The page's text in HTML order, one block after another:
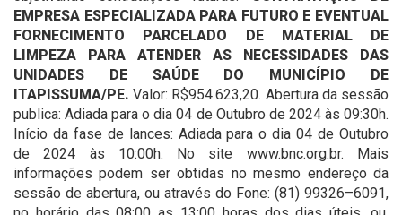
EMPRESA ESPECIALIZADA PARA FUTURO E EVENTUAL
FORNECIMENTO PARCELADO DE MATERIAL DE
LIMPEZA PARA ATENDER AS NECESSIDADES DAS
UNIDADES DE SAÚDE DO MUNICÍPIO DE
ITAPISSUMA/PE. Valor: R$954.623,20. Abertura da sessão
publica: Adiada para o dia 04 de Outubro de 2024 às 09:30h.
Início da fase de lances: Adiada para o dia 04 de Outubro
de 2024 às 10:00h. No site www.bnc.org.br. Mais
informações podem ser obtidas no mesmo endereço da
sessão de abertura, ou através do Fone: (81) 99326–6091,